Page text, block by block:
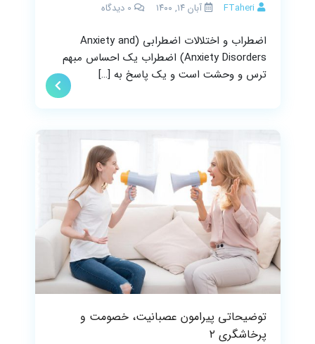
FTaheri آبان ۱۴, ۱۴۰۰ 0 دیدگاه
اضطراب و اختلالات اضطرابی (Anxiety and
Anxiety Disorders) اضطراب یک احساس مبهم
ترس و وحشت است و یک پاسخ به […]
توضیحاتی پیرامون عصبانیت، خصومت و
پرخاشگری ۲